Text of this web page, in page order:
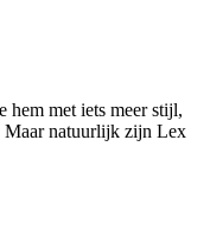
met iets meer stijl,
Maar natuurlijk zijn Lex